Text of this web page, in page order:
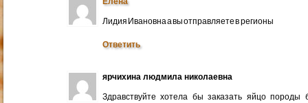
Лидия Ивановна а вы отправляете в регионы
Ответить
ярчихина людмила николаевна
Здравствуйте хотела бы заказать яйцо